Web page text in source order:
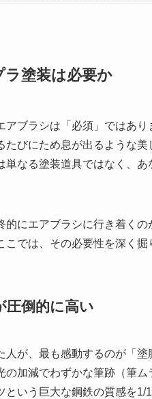
塗装は必要か
アブラシは「必須」ではあ
たびにため息が出るような
単なる塗装道具ではなく、
的にエアブラシに行き着く
では、その必要性を深く掘
圧倒的に高い
人が、最も感動するのが「
の加減でわずかな筆跡（筆
という巨大な鋼鉄の質感を